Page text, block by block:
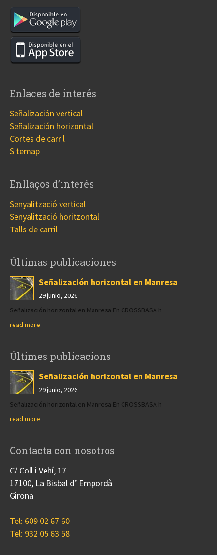
Enlaces de interés
Señalización vertical
Señalización horizontal
Cortes de carril
Sitemap
Enllaços d’interés
Senyalització vertical
Senyalització horitzontal
Talls de carril
Últimas publicaciones
Señalización horizontal en Manresa
29 junio, 2026
Señalización horizontal en Manresa En CROSSBASA h
read more
Últimes publicacions
Señalización horizontal en Manresa
29 junio, 2026
Señalización horizontal en Manresa En CROSSBASA h
read more
Contacta con nosotros
C/ Coll i Vehí, 17
17100, La Bisbal d’ Empordà
Girona
Tel: 609 02 67 60
Tel: 932 05 63 58